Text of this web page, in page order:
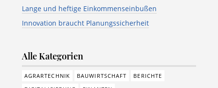
Lange und heftige Einkommenseinbußen
Innovation braucht Planungssicherheit
Alle Kategorien
AGRARTECHNIK BAUWIRTSCHAFT
BERICHTE